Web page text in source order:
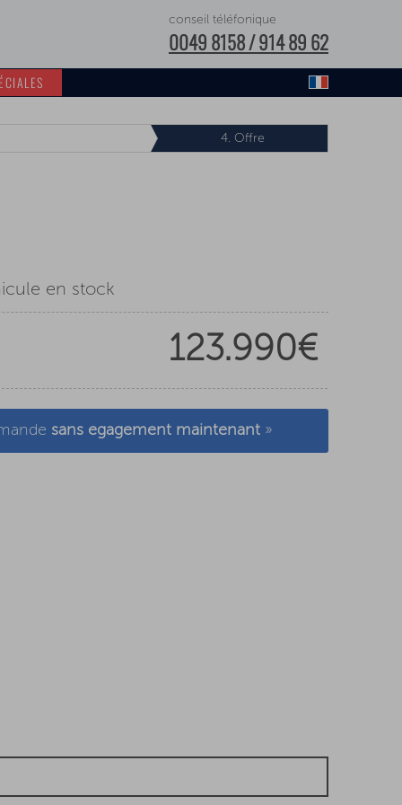
conseil téléfonique
0049 8158 / 914 89 62
4. Offre
en stock
123.990€
sans egagement maintenant»